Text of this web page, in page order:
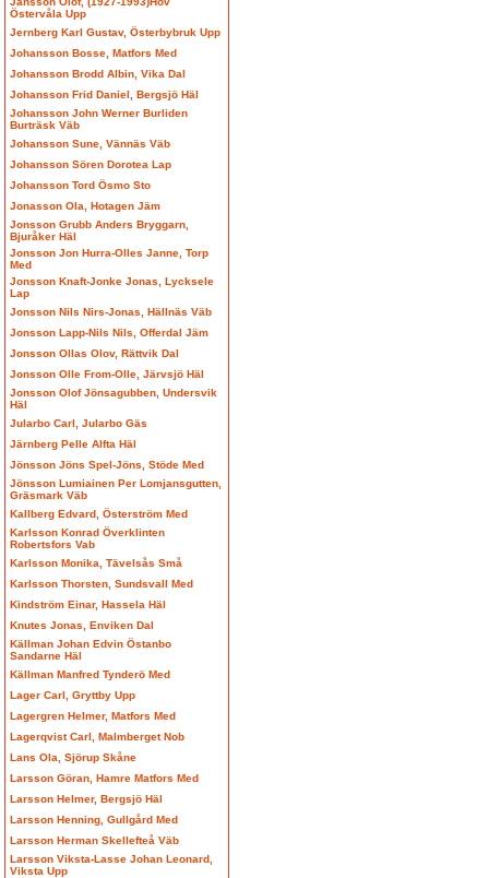
Östervåla Upp
Jernberg Karl Gustav, Österbybruk Upp
Johansson Bosse, Matfors Med
Johansson Brodd Albin, Vika Dal
Johansson Frid Daniel, Bergsjö Häl
Johansson John Werner Burliden
Burträsk Väb
Johansson Sune, Vännäs Väb
Johansson Sören Dorotea Lap
Johansson Tord Ösmo Sto
Jonasson Ola, Hotagen Jäm
Jonsson Grubb Anders Bryggarn,
Bjuråker Häl
Jonsson Jon Hurra-Olles Janne, Torp
Med
Jonsson Knaft-Jonke Jonas, Lycksele
Lap
Jonsson Nils Nirs-Jonas, Hällnäs Väb
Jonsson Lapp-Nils Nils, Offerdal Jäm
Jonsson Ollas Olov, Rättvik Dal
Jonsson Olle From-Olle, Järvsjö Häl
Jonsson Olof Jönsagubben, Undersvik
Häl
Jularbo Carl, Jularbo Gäs
Järnberg Pelle Alfta Häl
Jönsson Jöns Spel-Jöns, Stöde Med
Jönsson Lumiainen Per Lomjansgutten,
Gräsmark Väb
Kallberg Edvard, Österström Med
Karlsson Konrad Överklinten
Robertsfors Vab
Karlsson Monika, Tävelsås Små
Karlsson Thorsten, Sundsvall Med
Kindström Einar, Hassela Häl
Knutes Jonas, Enviken Dal
Källman Johan Edvin Östanbo
Sandarne Häl
Källman Manfred Tynderö Med
Lager Carl, Gryttby Upp
Lagergren Helmer, Matfors Med
Lagerqvist Carl, Malmberget Nob
Lans Ola, Sjörup Skåne
Larsson Göran, Hamre Matfors Med
Larsson Helmer, Bergsjö Häl
Larsson Henning, Gullgård Med
Larsson Herman Skellefteå Väb
Larsson Viksta-Lasse Johan Leonard,
Viksta Upp